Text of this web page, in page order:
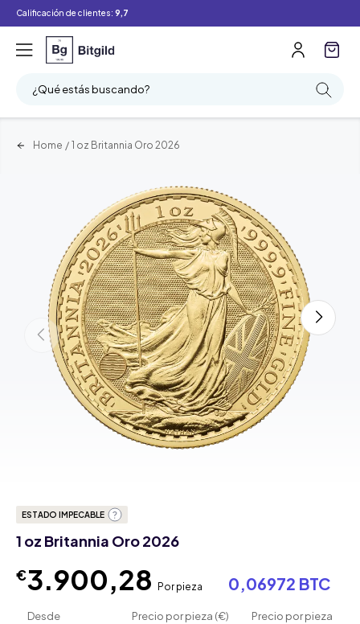
Calificación de clientes: 9,7
¿Qué estás buscando?
Home / 1 oz Britannia Oro 2026
ESTADO IMPECABLE
1 oz Britannia Oro 2026
€3.900,28 Por pieza 0,06972 BTC
Desde Precio por pieza (€)
Precio por pieza